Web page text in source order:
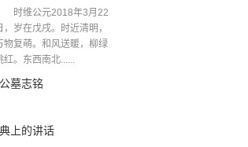
时维公元2018年3月22
，岁在戊戌。时近清明，
物复萌。和风送暖，柳绿
红。东西南北......
墓志铭
上的讲话